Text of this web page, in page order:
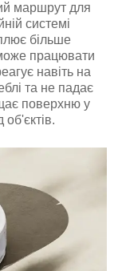
маршрут для
системі
більше
може працювати
навіть на
та не падає
поверхню у
об'єктів.